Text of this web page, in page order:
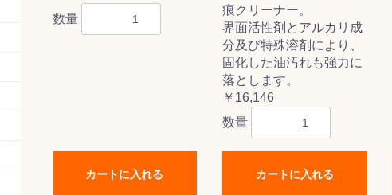
数量
カートに入れる
痕クリーナー。
界面活性剤とアルカリ成
分及び特殊溶剤により、
固化した油汚れも強力に
落とします。
￥16,146
数量
カートに入れる